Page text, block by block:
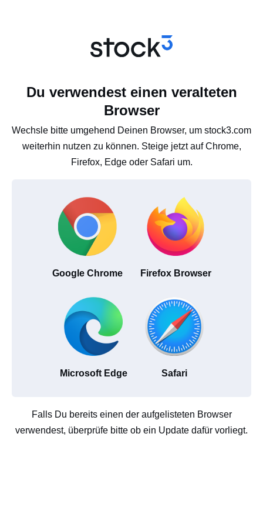
Du verwendest einen veralteten
Browser
Wechsle bitte umgehend Deinen Browser, um stock3.com
weiterhin nutzen zu können. Steige jetzt auf Chrome,
Firefox, Edge oder Safari um.
Google Chrome Firefox Browser
Microsoft Edge Safari
Falls Du bereits einen der aufgelisteten Browser
verwendest, überprüfe bitte ob ein Update dafür vorliegt.